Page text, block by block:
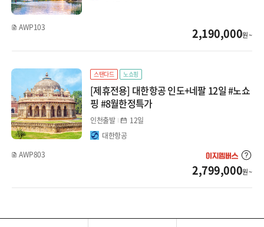
AWP103 2,190,000원 ~
스탠다드 노쇼핑
[제휴전용] 대한항공 인도+네팔 12일 #노쇼
핑 #8월한정특가
인천출발
12일
대한항공
AWP803
2,799,000원 ~